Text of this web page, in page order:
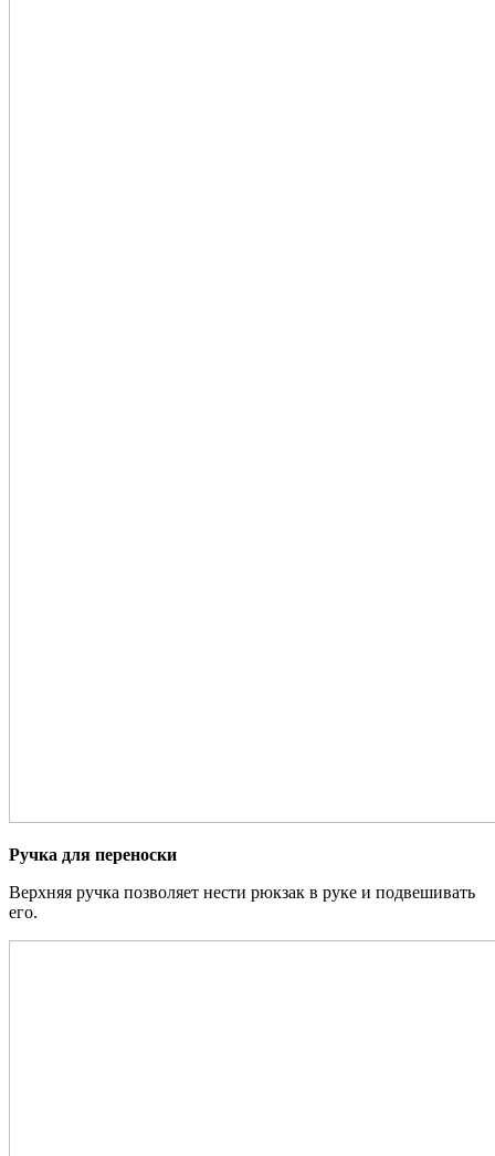
Ручка для переноски
Верхняя ручка позволяет нести рюкзак в руке и подвешивать
его.